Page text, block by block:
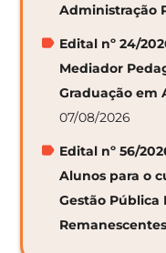
Administração
Edital nº 24/
Mediador
Graduação em
07/08/2026
Edital nº 56/
Alunos para o
Gestão Pública
Remanescentes